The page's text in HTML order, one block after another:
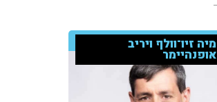
מיה זיו־וולף ויריב
אופנהיימר